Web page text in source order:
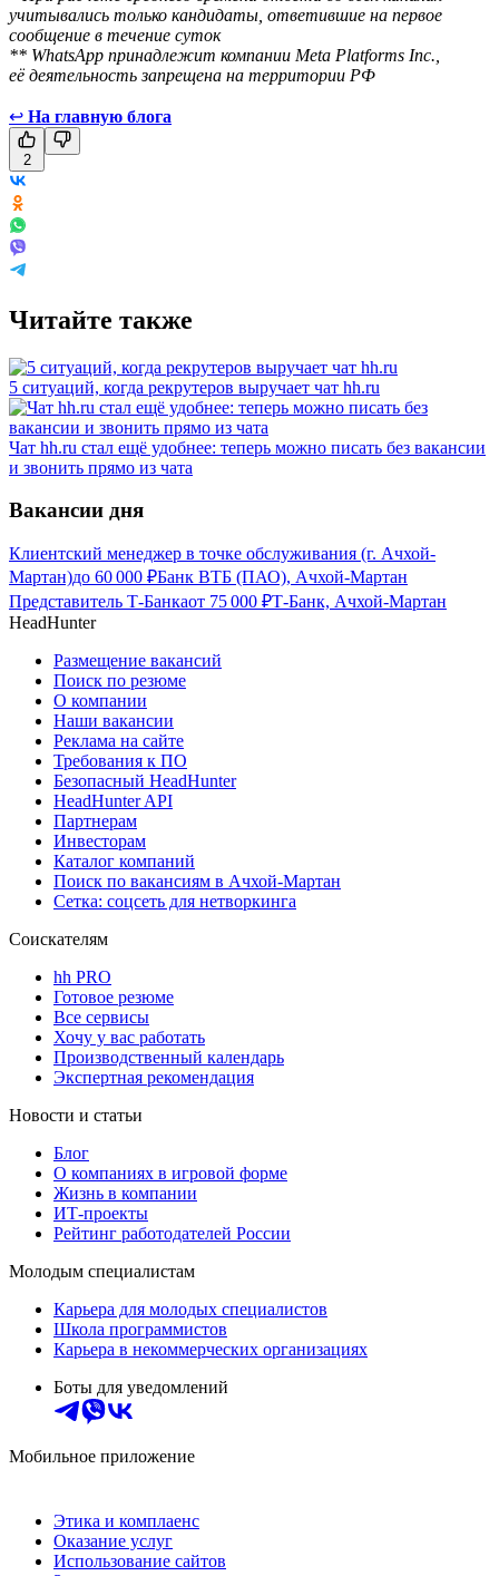
учитывались только кандидаты, ответившие на первое
сообщение в течение суток
** WhatsApp принадлежит компании Meta Platforms Inc.,
её деятельность запрещена на территории РФ
↩ На главную блога
2
Читайте также
5 ситуаций, когда рекрутеров выручает чат hh.ru
Чат hh.ru стал ещё удобнее: теперь можно писать без вакансии
и звонить прямо из чата
Вакансии дня
Клиентский менеджер в точке обслуживания (г. Ачхой-
Мартан)до 60 000 ₽Банк ВТБ (ПАО), Ачхой-Мартан
Представитель Т-Банкаот 75 000 ₽Т-Банк, Ачхой-Мартан
HeadHunter
Размещение вакансий
Поиск по резюме
О компании
Наши вакансии
Реклама на сайте
Требования к ПО
Безопасный HeadHunter
HeadHunter API
Партнерам
Инвесторам
Каталог компаний
Поиск по вакансиям в Ачхой-Мартан
Сетка: соцсеть для нетворкинга
Соискателям
hh PRO
Готовое резюме
Все сервисы
Хочу у вас работать
Производственный календарь
Экспертная рекомендация
Новости и статьи
Блог
О компаниях в игровой форме
Жизнь в компании
ИТ-проекты
Рейтинг работодателей России
Молодым специалистам
Карьера для молодых специалистов
Школа программистов
Карьера в некоммерческих организациях
Боты для уведомлений
Мобильное приложение
Этика и комплаенс
Оказание услуг
Использование сайтов